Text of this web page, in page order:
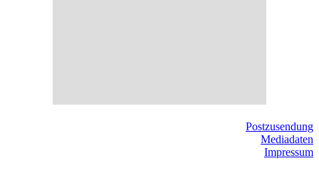
Postzusendung
Mediadaten
Impressum